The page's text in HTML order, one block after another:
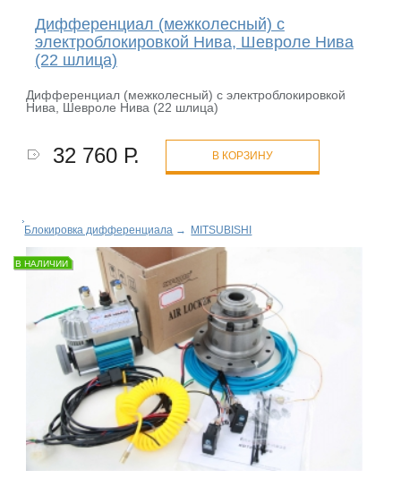
Дифференциал (межколесный) с
электроблокировкой Нива, Шевроле Нива
(22 шлица)
Дифференциал (межколесный) с электроблокировкой
Нива, Шевроле Нива (22 шлица)
32 760 Р. В КОРЗИНУ
Блокировка дифференциала → MITSUBISHI
В НАЛИЧИИ